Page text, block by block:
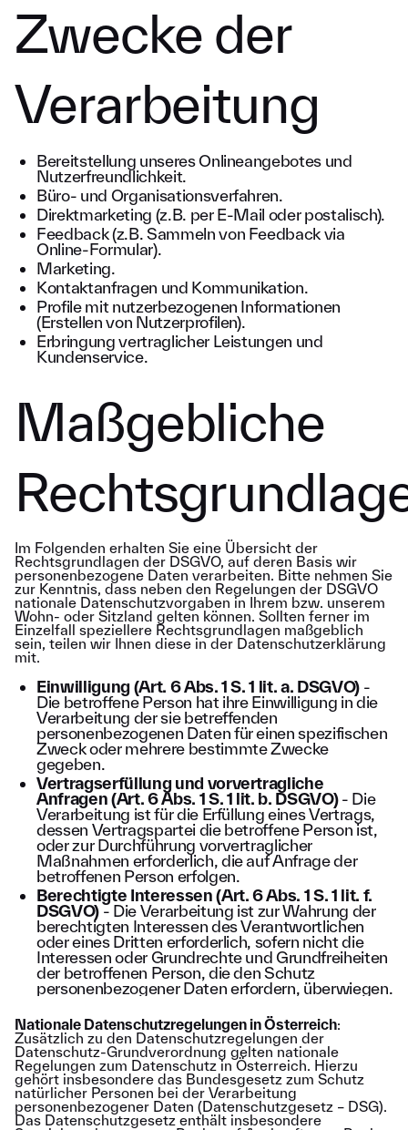
Zwecke der
Verarbeitung
Bereitstellung unseres Onlineangebotes und
Nutzerfreundlichkeit.
Büro- und Organisationsverfahren.
Direktmarketing (z.B. per E-Mail oder postalisch).
Feedback (z.B. Sammeln von Feedback via
Online-Formular).
Marketing.
Kontaktanfragen und Kommunikation.
Profile mit nutzerbezogenen Informationen
(Erstellen von Nutzerprofilen).
Erbringung vertraglicher Leistungen und
Kundenservice.
Maßgebliche
Im Folgenden erhalten Sie eine Übersicht der
Rechtsgrundlagen der DSGVO, auf deren Basis wir
personenbezogene Daten verarbeiten. Bitte nehmen Sie
zur Kenntnis, dass neben den Regelungen der DSGVO
nationale Datenschutzvorgaben in Ihrem bzw. unserem
Wohn- oder Sitzland gelten können. Sollten ferner im
Einzelfall speziellere Rechtsgrundlagen maßgeblich
sein, teilen wir Ihnen diese in der Datenschutzerklärung
mit.
Einwilligung (Art. 6 Abs. 1 S. 1 lit. a. DSGVO) -
Die betroffene Person hat ihre Einwilligung in die
Verarbeitung der sie betreffenden
personenbezogenen Daten für einen spezifischen
Zweck oder mehrere bestimmte Zwecke
gegeben.
Vertragserfüllung und vorvertragliche
Anfragen (Art. 6 Abs. 1 S. 1 lit. b. DSGVO)- Die
Verarbeitung ist für die Erfüllung eines Vertrags,
dessen Vertragspartei die betroffene Person ist,
oder zur Durchführung vorvertraglicher
Maßnahmen erforderlich, die auf Anfrage der
betroffenen Person erfolgen.
Berechtigte Interessen (Art. 6 Abs. 1 S. 1 lit. f.
DSGVO)- Die Verarbeitung ist zur Wahrung der
berechtigten Interessen des Verantwortlichen
oder eines Dritten erforderlich, sofern nicht die
Interessen oder Grundrechte und Grundfreiheiten
der betroffenen Person, die den Schutz
personenbezogener Daten erfordern, überwiegen.
Nationale Datenschutzregelungen in Österreich:
Zusätzlich zu den Datenschutzregelungen der
Datenschutz-Grundverordnung gelten nationale
Regelungen zum Datenschutz in Österreich. Hierzu
gehört insbesondere das Bundesgesetz zum Schutz
natürlicher Personen bei der Verarbeitung
personenbezogener Daten (Datenschutzgesetz – DSG).
Das Datenschutzgesetz enthält insbesondere